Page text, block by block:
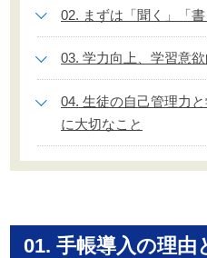
02. まずは「聞く」「
03. 学力向上、学習意
04. 生徒の自己管理力
に大切なこと
01. 手帳導入の理由